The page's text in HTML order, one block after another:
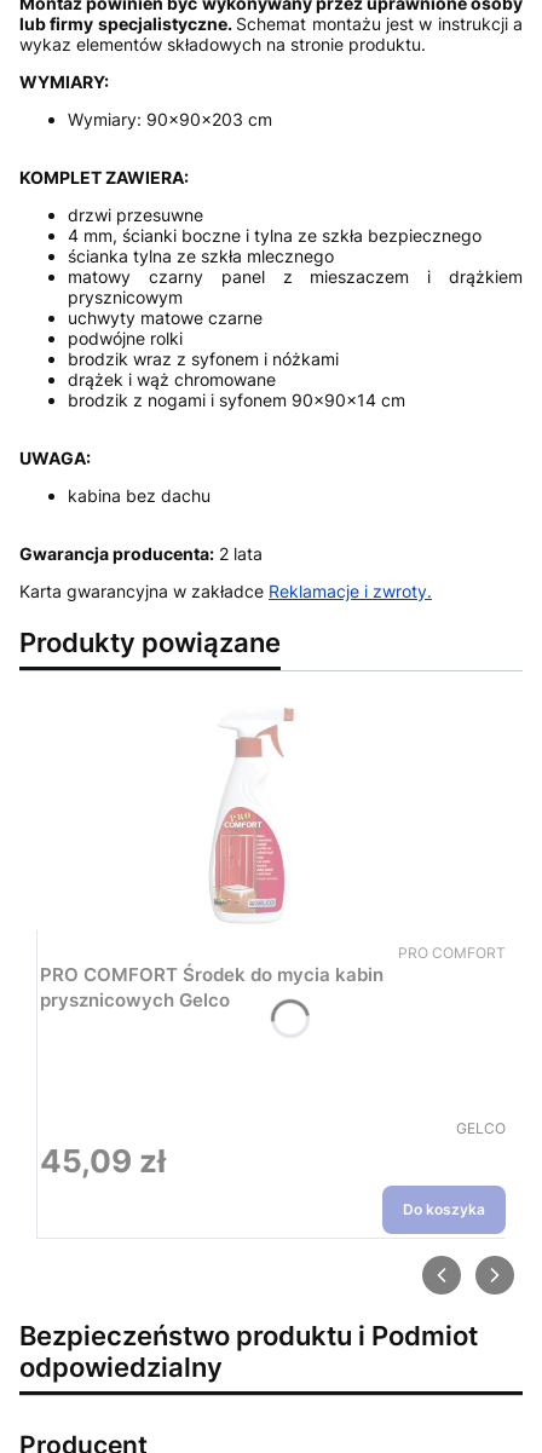
lub firmy specjalistyczne. Schemat montażu jest w instrukcji a
wykaz elementów składowych na stronie produktu.
WYMIARY:
Wymiary: 90x90x203 cm
KOMPLET ZAWIERA:
drzwi przesuwne
4 mm, ścianki boczne i tylna ze szkła bezpiecznego
ścianka tylna ze szkła mlecznego
matowy czarny panel z mieszaczem i drążkiem
prysznicowym
uchwyty matowe czarne
podwójne rolki
brodzik wraz z syfonem i nóżkami
drążek i wąż chromowane
brodzik z nogami i syfonem 90x90x14 cm
UWAGA:
kabina bez dachu
Gwarancja producenta: 2 lata
Karta gwarancyjna w zakładce Reklamacje i zwroty.
Produkty powiązane
Kod produktu
PRO COMFORT
PRO COMFORT Środek do mycia kabin
prysznicowych Gelco
GELCO
Cena
45,09 zł
Do koszyka
Bezpieczeństwo produktu i Podmiot
odpowiedzialny
Producent